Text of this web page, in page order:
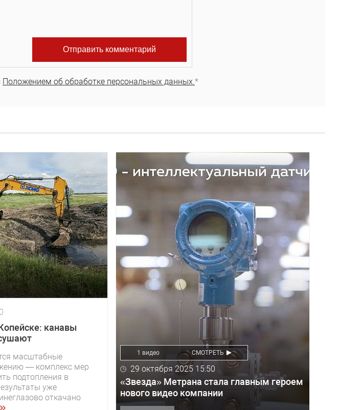
Положением об обработке персональных данных.*
канавы
масштабные
— комплекс мер
подтопления в
уже
откачано
1 видео СМОТРЕТЬ
29 октября 2025 15:50
«Звезда» Метрана стала главным героем
нового видео компании